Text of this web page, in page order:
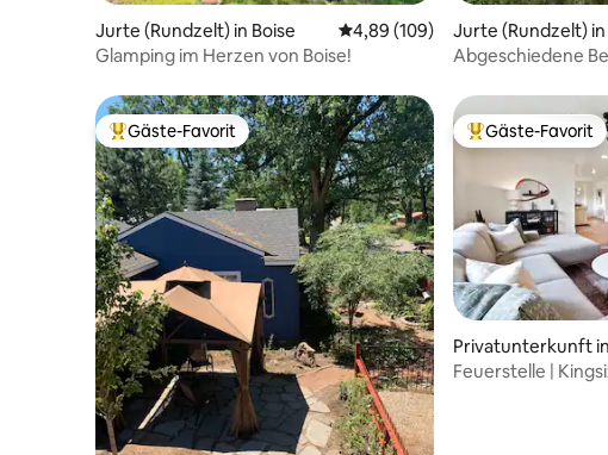
Jurte (Rundzelt) in Boise Durchschnittliche Bewertung:
4,89 (109)
Glamping im Herzen von Boise!
Jurte (Rundzelt) in
alley
Abgeschiedene
Beliebter Gäste-Favorit.
Gäste-Favorit Beliebter Gäste-
Gäste-Favorit
Privatunterkunft
Feuerstelle |